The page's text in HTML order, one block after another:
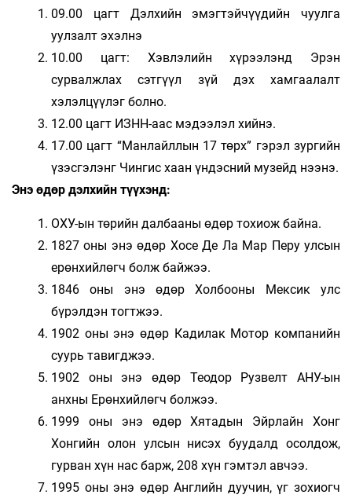
09.00 цагт Дэлхийн эмэгтэйчүүдийн чуулга
уулзалт эхэлнэ
10.00 цагт: Хэвлэлийн хүрээлэнд Эрэн
сурвалжлах сэтгүүл зүй дэх хамгаалалт
хэлэлцүүлэг болно.
12.00 цагт ИЗНН-аас мэдээлэл хийнэ.
17.00 цагт “Манлайллын 17 төрх” гэрэл зургийн
үзэсгэлэнг Чингис хаан үндэсний музейд нээнэ.
Энэ өдөр дэлхийн түүхэнд:
ОХУ-ын төрийн далбааны өдөр тохиож байна.
1827 оны энэ өдөр Хосе Де Ла Мар Перу улсын
ерөнхийлөгч болж байжээ.
1846 оны энэ өдөр Холбооны Мексик улс
бүрэлдэн тогтжээ.
1902 оны энэ өдөр Кадилак Мотор компанийн
суурь тавигджээ.
1902 оны энэ өдөр Теодор Рузвелт АНУ-ын
анхны Ерөнхийлөгч болжээ.
1999 оны энэ өдөр Хятадын Эйрлайн Хонг
Хонгийн олон улсын нисэх буудалд осолдож,
гурван хүн нас барж, 208 хүн гэмтэл авчээ.
1995 оны энэ өдөр Английн дуучин, үг зохиогч